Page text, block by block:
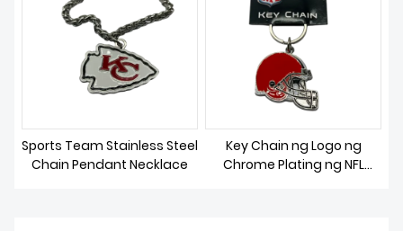
Sports Team Stainless Steel
Chain Pendant Necklace
Key Chain ng Logo ng
Chrome Plating ng NFL